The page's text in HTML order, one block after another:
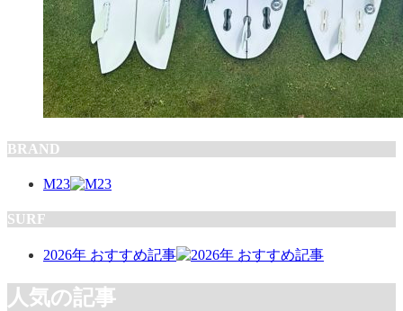
BRAND
M23
SURF
2026年 おすすめ記事
人気の記事